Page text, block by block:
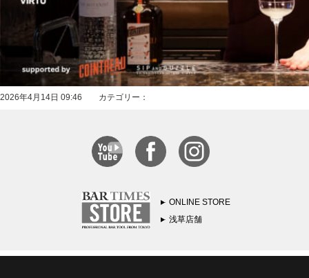
2026年4月14日 09:46 カテゴリー：
ONLINE STORE
浅草店舗